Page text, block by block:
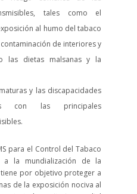
tales como el
al humo del tabaco
de interiores y
las dietas malsanas y la
y las discapacidades
con las principales
para el Control del Tabaco
a la mundialización de la
por objetivo proteger a
de la exposición nociva al